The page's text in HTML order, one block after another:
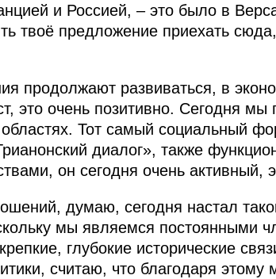
и Россией, – это было в
твоё предложение приехать
продолжают развиваться, в
это очень позитивно. Сегодня
Тот самый социальный
диалог», также
он сегодня очень активный,
думаю, сегодня настал
мы являемся постоянными
глубокие исторические
считаю, что благодаря